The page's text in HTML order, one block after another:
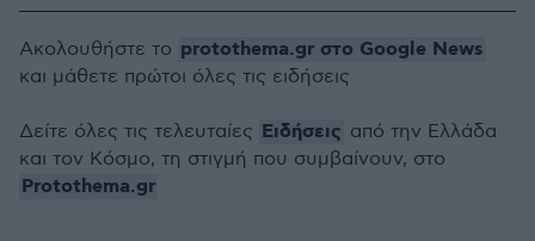
Ακολουθήστε το protothema.gr στο Google News
και μάθετε πρώτοι όλες τις ειδήσεις
Δείτε όλες τις τελευταίες Ειδήσεις από την Ελλάδα
και τον Κόσμο, τη στιγμή που συμβαίνουν, στο
Protothema.gr